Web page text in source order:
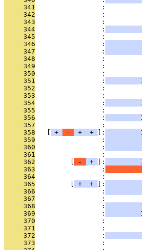
     341
:
     342
:
     343
:
     344
                 :
     345
:
     346
                 :
     347
                 :
     348
:
     349
:
     350
:
     351
                 :
     352
:
     353
:
     354
                 :
     355
:
     356
                 :
     357
:
     358
+ - + + ]:
     359
                 :
     360
                 :
     361
:
     362
- + ]:
     363
                 :
     364
:
     365
+ + ]:
     366
                 :
     367
:
     368
                 :
     369
                 :
     370
:
     371
:
     372
                 :
     373
: